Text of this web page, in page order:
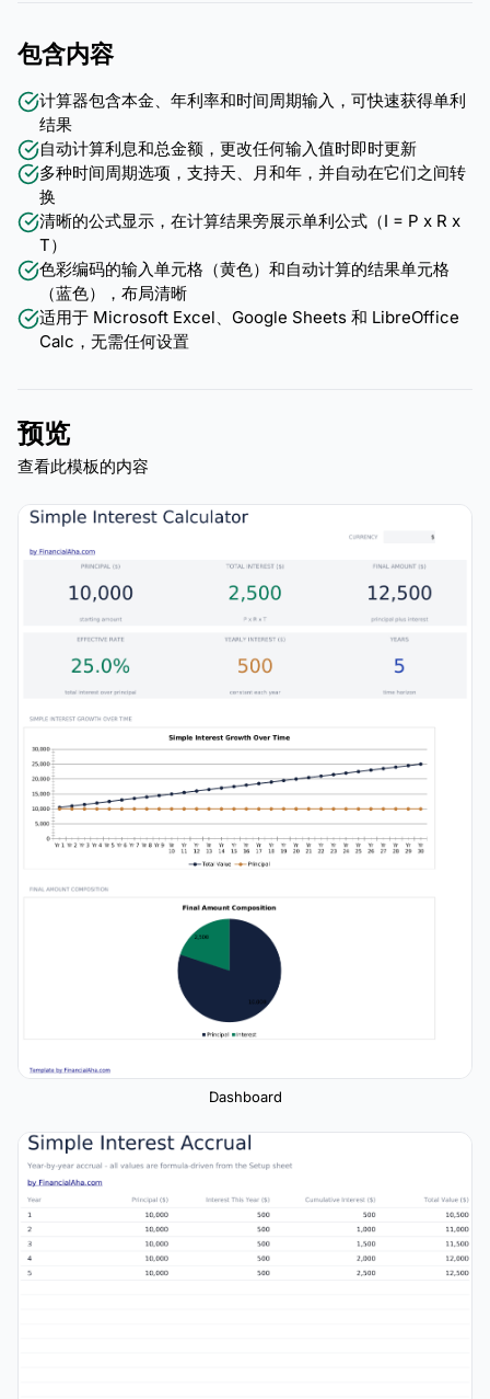
包含内容
计算器包含本金、年利率和时间周期输入，可快速获得单利
结果
自动计算利息和总金额，更改任何输入值时即时更新
多种时间周期选项，支持天、月和年，并自动在它们之间转
换
清晰的公式显示，在计算结果旁展示单利公式（I = P x R x
T）
色彩编码的输入单元格（黄色）和自动计算的结果单元格
（蓝色），布局清晰
适用于 Microsoft Excel、Google Sheets 和 LibreOffice
Calc，无需任何设置
预览
查看此模板的内容
Dashboard